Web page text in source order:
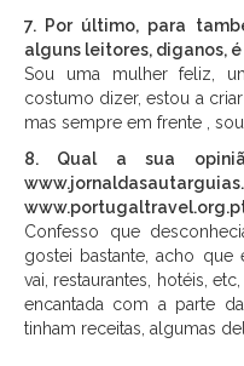
7. Por último, para
alguns leitores, diga­nos,
Sou uma mulher feliz,
costumo dizer, estou a
mas sempre em frente ,
8. Qual a sua
Confesso que
gostei bastante, acho
vai, restaurantes, hotéis,
encantada com a parte
tinham receitas, algumas